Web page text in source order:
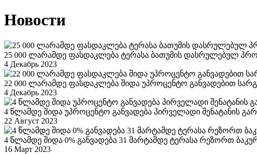
Новости
25 000 ლარამდე ფასდაკლება ტერასა ბათუმის დასრულებულ
4 Декабрь 2023
22 000 ლარამდე ფასდაკლება შიდა უპროცენტო განვადებით
4 Декабрь 2023
4 წლამდე შიდა უპროცენტო განვადება პირველადი შენატანის
22 Август 2023
4 წლამდე შიდა 0% განვადება 31 მარტამდე ტერასა რეზორთ
16 Март 2023